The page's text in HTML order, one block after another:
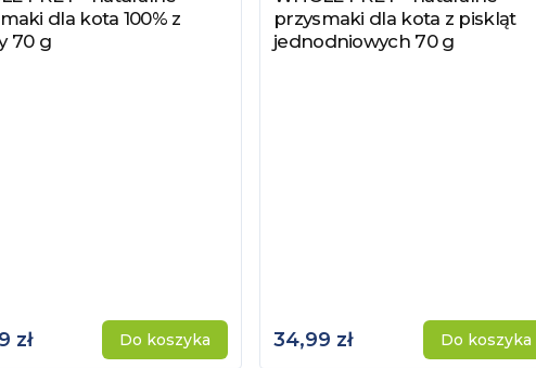
dla kota 100% z
70 g
zł Do koszyka
przysmaki dla kota z piskląt
jednodniowych 70 g
34,99 zł Do koszyka